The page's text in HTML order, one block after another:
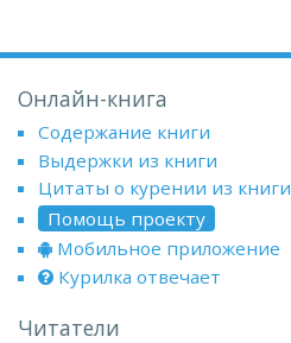
Онлайн-книга
Содержание книги
Выдержки из книги
Цитаты о курении из книги
Помощь проекту
Мобильное приложение
Курилка отвечает
Читатели